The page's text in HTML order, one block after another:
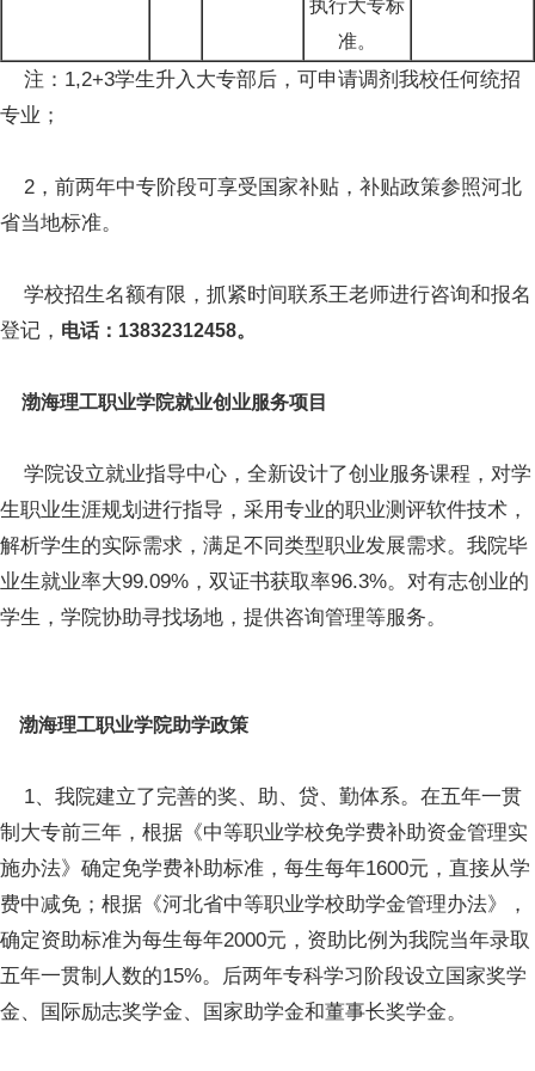
执行大专标
准。
注：1,2+3学生升入大专部后，可申请调剂我校任何统招
专业；
2，前两年中专阶段可享受国家补贴，补贴政策参照河北
省当地标准。
学校招生名额有限，抓紧时间联系王老师进行咨询和报名
登记， 电话：13832312458。
渤海理工职业学院就业创业服务项目
学院设立就业指导中心，全新设计了创业服务课程，对学
生职业生涯规划进行指导，采用专业的职业测评软件技术，
解析学生的实际需求，满足不同类型职业发展需求。我院毕
业生就业率大99.09%，双证书获取率96.3%。对有志创业的
学生，学院协助寻找场地，提供咨询管理等服务。
渤海理工职业学院助学政策
1、我院建立了完善的奖、助、贷、勤体系。在五年一贯
制大专前三年，根据《中等职业学校免学费补助资金管理实
施办法》确定免学费补助标准，每生每年1600元，直接从学
费中减免；根据《河北省中等职业学校助学金管理办法》，
确定资助标准为每生每年2000元，资助比例为我院当年录取
五年一贯制人数的15%。后两年专科学习阶段设立国家奖学
金、国际励志奖学金、国家助学金和董事长奖学金。